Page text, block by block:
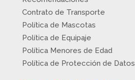
Contrato de Transporte
Política de Mascotas
Política de Equipaje
Política Menores de Edad
Política de Protección de Datos